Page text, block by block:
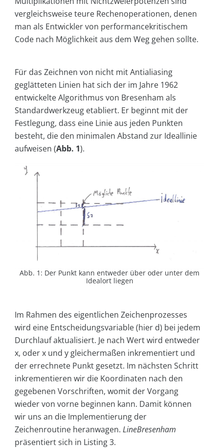
vergleichsweise teure Rechenoperationen, denen
man als Entwickler von performancekritischem
Code nach Möglichkeit aus dem Weg gehen sollte.
Für das Zeichnen von nicht mit Antialiasing
geglätteten Linien hat sich der im Jahre 1962
entwickelte Algorithmus von Bresenham als
Standardwerkzeug etabliert. Er beginnt mit der
Festlegung, dass eine Linie aus jeden Punkten
besteht, die den minimalen Abstand zur Ideallinie
aufweisen (Abb. 1).
Abb. 1: Der Punkt kann entweder über oder unter dem
Idealort liegen
Im Rahmen des eigentlichen Zeichenprozesses
wird eine Entscheidungsvariable (hier d) bei jedem
Durchlauf aktualisiert. Je nach Wert wird entweder
x, oder x und y gleichermaßen inkrementiert und
der errechnete Punkt gesetzt. Im nächsten Schritt
inkrementieren wir die Koordinaten nach den
gegebenen Vorschriften, womit der Vorgang
wieder von vorne beginnen kann. Damit können
wir uns an die Implementierung der
Zeichenroutine heranwagen. LineBresenham
präsentiert sich in Listing 3.